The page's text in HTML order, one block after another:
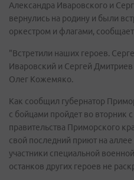
Александра Иваровского и
вернулись на родину и были
оркестром и флагами,
"Встретили наших героев.
Иваровский и Сергей
Олег Кожемяко.
Как сообщил губернатор
с бойцами пройдет во вторник
правительства Приморского
свой последний приют на
участники специальной
останков других героев не